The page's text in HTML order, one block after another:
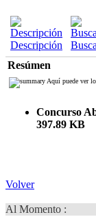
Descripción
Resúmen
Aquí puede ver
Concurso
397.89 KB
Volver
Al Momento :